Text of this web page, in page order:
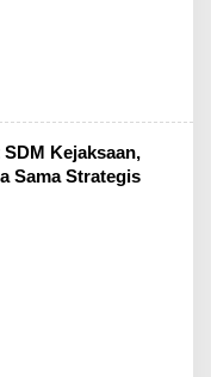
Kejaksaan,
Sama Strategis